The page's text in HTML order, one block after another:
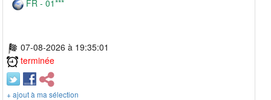
FR - 01***
07-08-2026 à 19:35:01
terminée
+ ajout à ma sélection